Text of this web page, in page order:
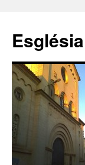
contenido